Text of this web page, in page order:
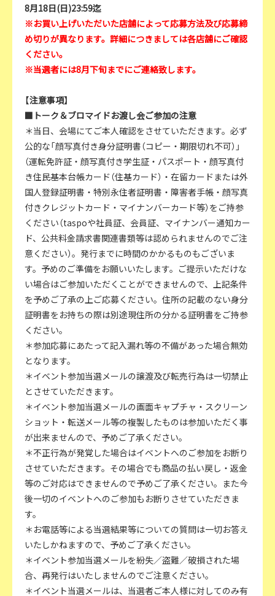
8月18日(日)23:59迄
※お買い上げいただいた店舗によって応募方法及び応募締
め切りが異なります。詳細につきましては各店舗にご確認
ください。
※当選者には8月下旬までにご連絡致します。
【注意事項】
■トーク＆ブロマイドお渡し会ご参加の注意
＊当日、会場にてご本人確認をさせていただきます。必ず
公的な「顔写真付き身分証明書（コピー・期限切れ不可）」
（運転免許証・顔写真付き学生証・パスポート・顔写真付
き住民基本台帳カード（住基カード）・在留カードまたは外
国人登録証明書・特別永住者証明書・障害者手帳・顔写真
付きクレジットカード・マイナンバーカード等）をご持参
ください（taspoや社員証、会員証、マイナンバー通知カー
ド、公共料金請求書関連書類等は認められませんのでご注
意ください）。発行までに時間のかかるものもございま
す。予めのご準備をお願いいたします。ご提示いただけな
い場合はご参加いただくことができませんので、上記条件
を予めご了承の上ご応募ください。住所の記載のない身分
証明書をお持ちの際は別途現住所の分かる証明書をご持参
ください。
＊参加応募にあたって記入漏れ等の不備があった場合無効
となります。
＊イベント参加当選メールの譲渡及び転売行為は一切禁止
とさせていただきます。
＊イベント参加当選メールの画面キャプチャ・スクリーン
ショット・転送メール等の複製したものは参加いただく事
が出来ませんので、予めご了承ください。
＊不正行為が発覚した場合はイベントへのご参加をお断り
させていただきます。その場合でも商品の払い戻し・返金
等のご対応はできませんので予めご了承ください。また今
後一切のイベントへのご参加もお断りさせていただきま
す。
＊お電話等による当選結果等についての質問は一切お答え
いたしかねますので、予めご了承ください。
＊イベント参加当選メールを紛失／盗難／破損された場
合、再発行はいたしませんのでご注意ください。
＊イベント当選メールは、当選者ご本人様に対してのみ有